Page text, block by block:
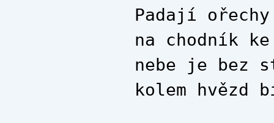
Padají ořechy
na chodník ke
nebe je bez
kolem hvězd